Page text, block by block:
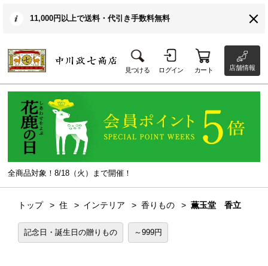
11,000円以上で送料・代引き手数料無料
見つける ログイン カート 店舗情報
全商品対象！8/18（火）まで開催！
トップ 住 インテリア 香りもの 薫玉堂 香立
記念日・誕生日の贈りもの ～999円